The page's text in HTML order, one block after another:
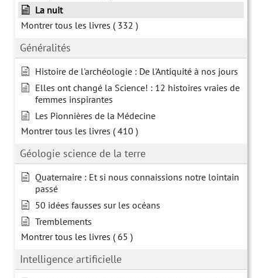
La nuit
Montrer tous les livres ( 332 )
Généralités
Histoire de l'archéologie : De l'Antiquité à nos jours
Elles ont changé la Science! : 12 histoires vraies de
femmes inspirantes
Les Pionnières de la Médecine
Montrer tous les livres ( 410 )
Géologie science de la terre
Quaternaire : Et si nous connaissions notre lointain
passé
50 idées fausses sur les océans
Tremblements
Montrer tous les livres ( 65 )
Intelligence artificielle